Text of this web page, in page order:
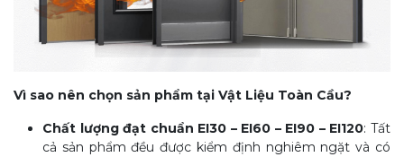
Vì sao nên chọn sản phẩm tại Vật Liệu Toàn Cầu?
Chất lượng đạt chuẩn EI30 – EI60 – EI90 – EI120: Tất
cả sản phẩm đều được kiểm định nghiêm ngặt và có